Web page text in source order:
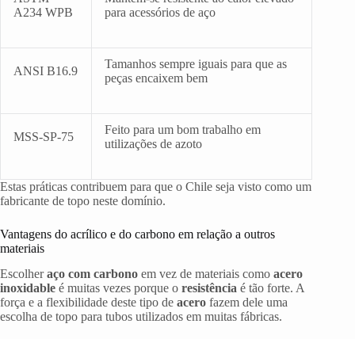
A234 WPB
para acessórios de aço
ANSI B16.9
Tamanhos sempre iguais para que as
peças encaixem bem
MSS-SP-75
Feito para um bom trabalho em
utilizações de azoto
Estas práticas contribuem para que o Chile seja visto como um
fabricante de topo neste domínio.
Vantagens do acrílico e do carbono em relação a outros
materiais
Escolheraço com carbono em vez de materiais como acero
inoxidable é muitas vezes porque o resistência é tão forte. A
força e a flexibilidade deste tipo de acero fazem dele uma
escolha de topo para tubos utilizados em muitas fábricas.